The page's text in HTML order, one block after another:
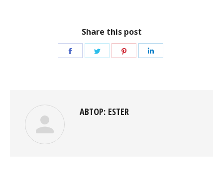
Share this post
ПоделитьсяПоделитьсяПоделиться
АВТОР: ESTER